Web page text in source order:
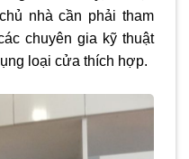
nhà cần phải tham
chuyên gia kỹ thuật
loại cửa thích hợp.